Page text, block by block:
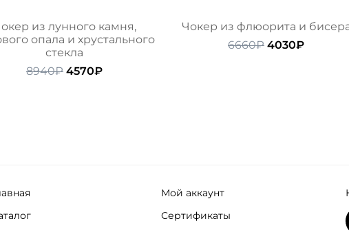
из лунного камня,
опала и хрустального
стекла
8940₽ Первоначальная
4570₽Текущая
Чокер из флюорита и
6660₽ 4030₽Текущая
Мой аккаунт
Сертификаты